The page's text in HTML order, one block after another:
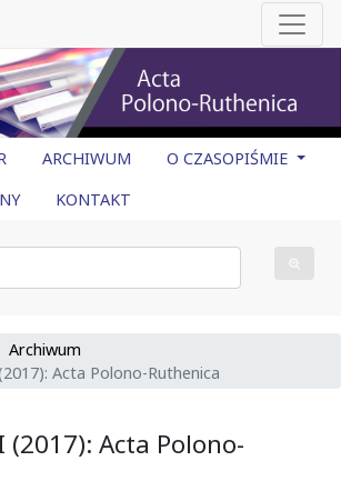
ARCHIWUM
O CZASOPIŚMIE
KONTAKT
Archiwum
Acta Polono-Ruthenica
(2017): Acta Polono-